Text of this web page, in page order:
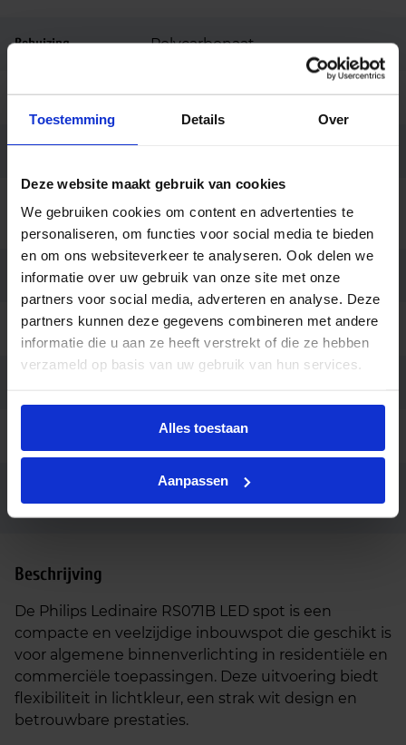
Toestemming Details Over
Deze website maakt gebruik van cookies
We gebruiken cookies om content en advertenties te
personaliseren, om functies voor social media te bieden
en om ons websiteverkeer te analyseren. Ook delen we
informatie over uw gebruik van onze site met onze
partners voor social media, adverteren en analyse. Deze
partners kunnen deze gegevens combineren met andere
informatie die u aan ze heeft verstrekt of die ze hebben
verzameld op basis van uw gebruik van hun services.
Alles toestaan
Aanpassen
Behuizing Polycarbonaat
Kleur Wit
Montage
Aansluiting
Kabel 0, 75m zonder stekker,
Insteekconnector 3-polig
Merk Philips
Garantie 3 jaar
8720169208827
Fabrikantnaam
RS071B 5S/827_30_40 40D PSR
PI6 IP65 WH
Beschrijving
De Philips Ledinaire RS071B LED spot is een
compacte en veelzijdige inbouwspot die geschikt is
voor algemene binnenverlichting in residentiële en
commerciële toepassingen. Deze uitvoering biedt
flexibiliteit in lichtkleur, een strak wit design en
betrouwbare prestaties.